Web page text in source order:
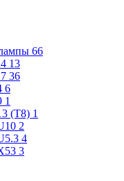
66
13
36
6
1
(Т8) 1
2
4
3